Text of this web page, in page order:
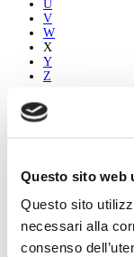
Questo sito web
Questo sito
necessari alla
consenso
U
V
W
X
Y
Z
C
E
G
H